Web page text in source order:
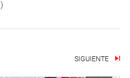
SIGUIENTE